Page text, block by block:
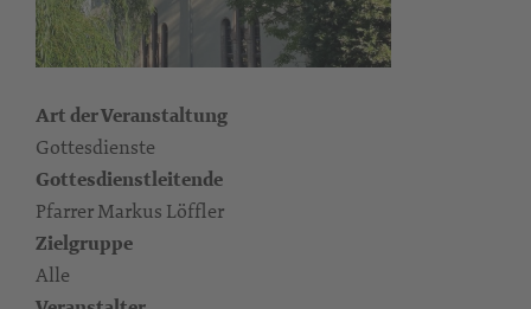
Art der Veranstaltung
Gottesdienste
Gottesdienstleitende
Pfarrer Markus Löffler
Zielgruppe
Alle